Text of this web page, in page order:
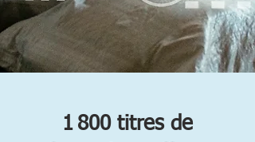
1 800 titres de